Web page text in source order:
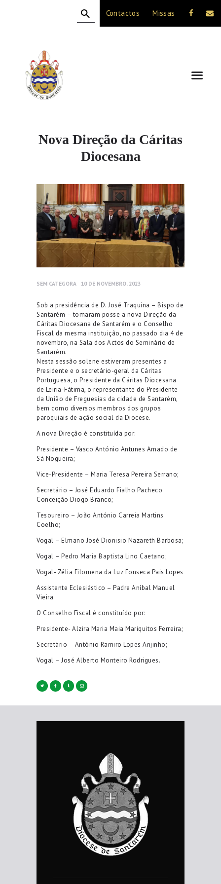
Contactos Missas
Nova Direção da Cáritas
Diocesana
A DIOCESE
CELEBRAÇÃO
VIDA CRISTÃ
NOTÍCIAS
SEM CATEGORA 10 DE NOVEMBRO, 2023
Sob a presidência de D. José Traquina – Bispo de
Santarém – tomaram posse a nova Direção da
Cáritas Diocesana de Santarém e o Conselho
Fiscal da mesma instituição, no passado dia 4 de
novembro, na Sala dos Actos do Seminário de
Santarém.
Nesta sessão solene estiveram presentes a
Presidente e o secretário-geral da Cáritas
Portuguesa, o Presidente da Cáritas Diocesana
de Leiria-Fátima, o representante do Presidente
da União de Freguesias da cidade de Santarém,
bem como diversos membros dos grupos
paroquiais de ação social da Diocese.
A nova Direção é constituída por:
Presidente – Vasco António Antunes Amado de
Sá Nogueira;
Vice-Presidente – Maria Teresa Pereira Serrano;
Secretário – José Eduardo Fialho Pacheco
Conceição Diogo Branco;
Tesoureiro – João António Carreia Martins
Coelho;
Vogal – Elmano José Dionisio Nazareth Barbosa;
Vogal – Pedro Maria Baptista Lino Caetano;
Vogal- Zélia Filomena da Luz Fonseca Pais Lopes
Assistente Eclesiástico – Padre Aníbal Manuel
Vieira
O Conselho Fiscal é constituído por:
Presidente- Alzira Maria Maia Mariquitos Ferreira;
Secretário – António Ramiro Lopes Anjinho;
Vogal – José Alberto Monteiro Rodrigues.